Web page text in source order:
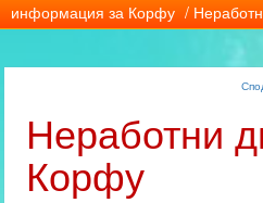
информация за Корфу /
Неработни
Корфу